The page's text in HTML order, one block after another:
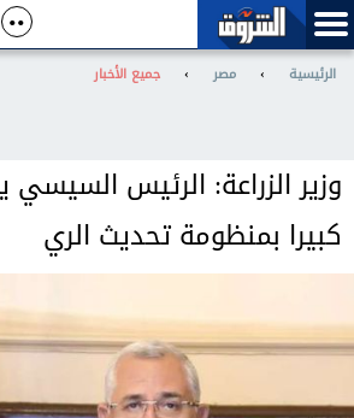
الرئيسية › مصر › جميع الأخبار
وزير الزراعة: الرئيس السيسي
كبيرا بمنظومة تحديث الري